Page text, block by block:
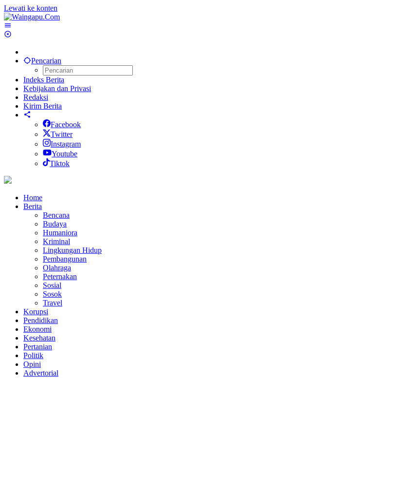
Lewati ke konten
Pencarian
Indeks Berita
Kebijakan dan Privasi
Redaksi
Kirim Berita
Facebook
Twitter
Instagram
Youtube
Tiktok
Home
Berita
Bencana
Budaya
Humaniora
Kriminal
Lingkungan Hidup
Pembangunan
Olahraga
Peternakan
Sosial
Sosok
Travel
Korupsi
Pendidikan
Ekonomi
Kesehatan
Pertanian
Politik
Opini
Advertorial